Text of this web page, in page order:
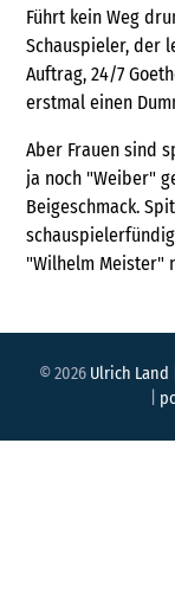
Führt kein Weg
Schauspieler, der
Auftrag, 24/7
erstmal einen
Aber Frauen sind
ja noch "Weiber"
Beigeschmack.
"Wilhelm Meister"
© 2026 Ulrich Land